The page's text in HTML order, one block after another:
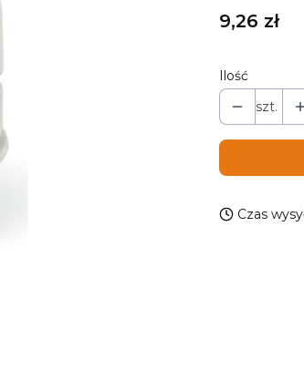
Cena
9,26 zł
Ilość
szt.
Czas